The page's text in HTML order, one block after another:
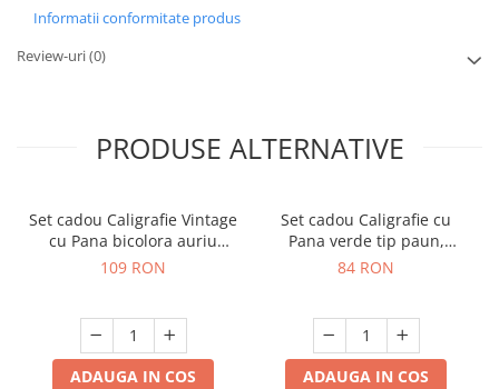
Informatii conformitate produs
Review-uri(0)
PRODUSE ALTERNATIVE
Set cadou Caligrafie Vintage
cu Pana bicolora auriu
verde si Accesorii pentru
109 RON
ADAUGA IN COS
Set cadou Caligrafie cu
Pana verde tip paun,
Cerneala si Cutie Vintage, 3
84 RON
ADAUGA IN COS